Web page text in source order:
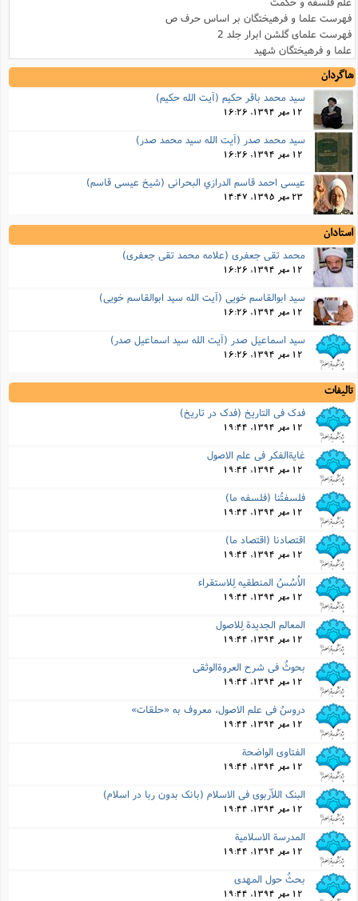
فهرست علما و فرهیختگان بر اساس حرف ص
فهرست علمای گلشن ابرار جلد 2
علما و فرهیختگان شهید
شاگردان
سید محمد باقر حکیم (آیت الله حکیم)
12 مهر 1394, 16:26
سید محمد صدر (آیت الله سید محمد صدر)
12 مهر 1394, 16:26
عيسي احمد قاسم الدرازي البحراني (شيخ عيسي قاسم)
23 مهر 1395, 14:47
استادان
محمد تقی جعفری (علامه محمد تقی جعفری)
12 مهر 1394, 16:26
سید ابوالقاسم خویی (آیت الله سید ابوالقاسم خویی)
12 مهر 1394, 16:26
سید اسماعیل صدر (آیت الله سید اسماعیل صدر)
12 مهر 1394, 16:26
تالیفات
فدک فى التاریخ (فدک در تاریخ)
12 مهر 1394, 19:44
غایةالفکر فى علم الاصول
12 مهر 1394, 19:44
فلسفتُنا (فلسفه ما)
12 مهر 1394, 19:44
اقتصادنا (اقتصاد ما)
12 مهر 1394, 19:44
الاُسُسُ المنطقیه لِلاستقراء
12 مهر 1394, 19:44
المعالم الجدیدة لِلاصول
12 مهر 1394, 19:44
بحوثٌ فى شرح العروةالوثقى
12 مهر 1394, 19:44
دروسٌ فى علم الاصول، معروف به «حلقات»
12 مهر 1394, 19:44
الفتاوى الواضحة
12 مهر 1394, 19:44
البنک اللاّربوى فى الاسلام (بانک بدون ربا در اسلام)
12 مهر 1394, 19:44
المدرسة الاسلامیة
12 مهر 1394, 19:44
بحثٌ حول المهدى
12 مهر 1394, 19:44